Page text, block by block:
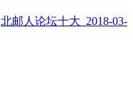
北邮人论坛十大_2018-03-